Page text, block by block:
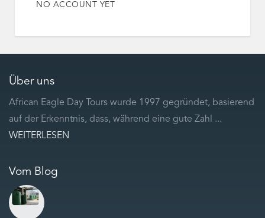
NO ACCOUNT YET
Über uns
African Eagle Day Tours wurde 1997 gegründet, basierend
auf der Erkenntnis, dass, während eine gute Zahl ...
WEITERLESEN
Vom Blog